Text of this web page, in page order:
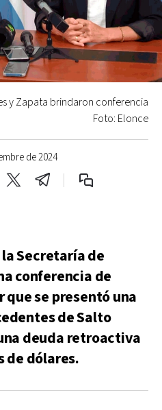
de 2024
y Zapata brindaron conferencia
Foto: Elonce
Secretaría de
conferencia de
que se presentó una
de Salto
deuda retroactiva
de dólares.